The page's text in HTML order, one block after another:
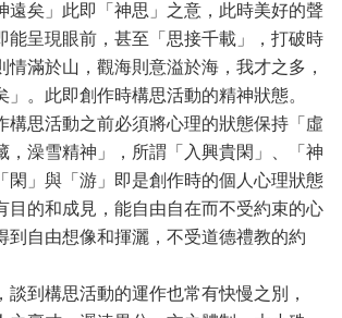
遠矣」此即「神思」之意，此時美好的聲
能呈現眼前，甚至「思接千載」，打破時
情滿於山，觀海則意溢於海，我才之多，
」。此即創作時構思活動的精神狀態。
思活動之前必須將心理的狀態保持「虛
，澡雪精神」，所謂「入興貴閑」、「神
閑」與「游」即是創作時的個人心理狀態
目的和成見，能自由自在而不受約束的心
到自由想像和揮灑，不受道德禮教的約
活動的運作也常有快慢之別，